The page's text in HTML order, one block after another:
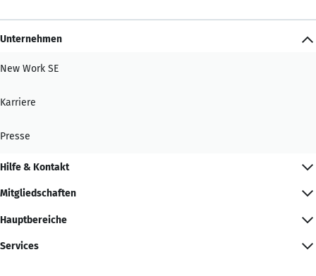
Unternehmen
New Work SE
Karriere
Presse
Hilfe & Kontakt
Mitgliedschaften
Hauptbereiche
Services